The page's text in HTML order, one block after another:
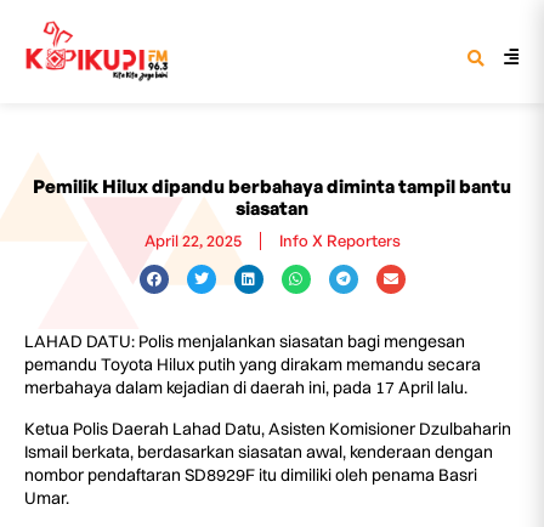
Pemilik Hilux dipandu berbahaya diminta tampil bantu
siasatan
April 22, 2025 Info X Reporters
LAHAD DATU: Polis menjalankan siasatan bagi mengesan
pemandu Toyota Hilux putih yang dirakam memandu secara
merbahaya dalam kejadian di daerah ini, pada 17 April lalu.
Ketua Polis Daerah Lahad Datu, Asisten Komisioner Dzulbaharin
Ismail berkata, berdasarkan siasatan awal, kenderaan dengan
nombor pendaftaran SD8929F itu dimiliki oleh penama Basri
Umar.